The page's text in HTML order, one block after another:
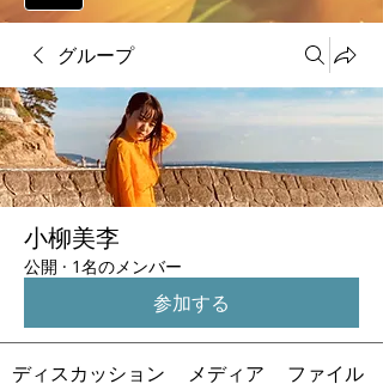
グループ
小柳美李
公開 · 1名のメンバー
参加する
ディスカッション メディア ファイル